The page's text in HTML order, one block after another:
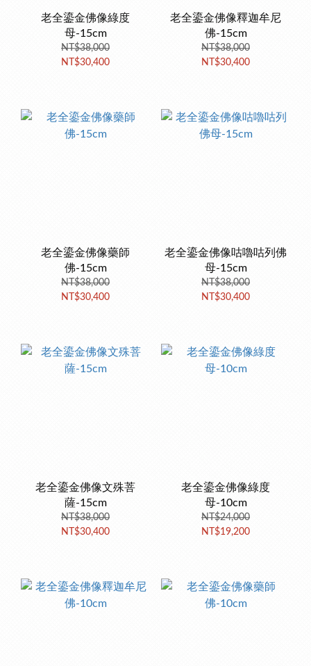
老全鎏金佛像綠度
母-15cm
NT$38,000
NT$30,400
老全鎏金佛像釋迦牟尼
佛-15cm
NT$38,000
NT$30,400
老全鎏金佛像藥師
佛-15cm
NT$38,000
NT$30,400
老全鎏金佛像咕嚕咕列佛
母-15cm
NT$38,000
NT$30,400
老全鎏金佛像文殊菩
薩-15cm
NT$38,000
NT$30,400
老全鎏金佛像綠度
母-10cm
NT$24,000
NT$19,200